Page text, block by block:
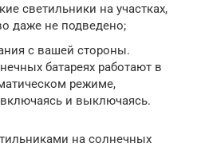
светильники на участках,
даже не подведено;
с вашей стороны.
батареях работают в
режиме,
и выключаясь.
на солнечных